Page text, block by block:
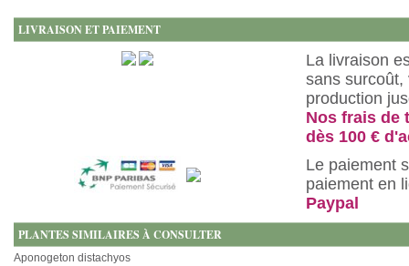
LIVRAISON ET PAIEMENT
La livraison
sans surcoût,
production
Nos frais de
dès 100 €
Le paiement
paiement en
Paypal
PLANTES SIMILAIRES À CONSULTER
Aponogeton distachyos